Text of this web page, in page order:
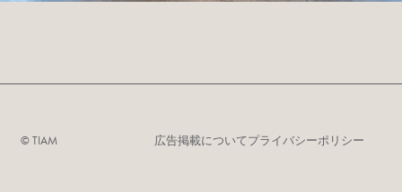
©︎ TIAM 広告掲載についてプライバシーポリシー